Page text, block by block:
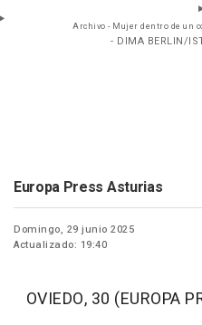
Archivo - Mujer dentro de un
- DIMA BERLIN/
Europa Press Asturias
Domingo, 29 junio 2025
Actualizado: 19:40
OVIEDO, 30 (EUROPA